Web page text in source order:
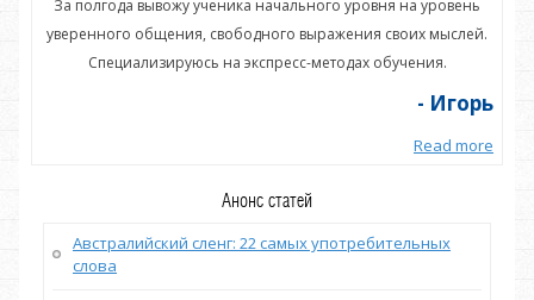
За полгода вывожу ученика начального уровня на уровень
уверенного общения, свободного выражения своих мыслей.
Специализируюсь на экспресс-методах обучения.
- Игорь
Read more
Анонс статей
Австралийский сленг: 22 самых употребительных
слова